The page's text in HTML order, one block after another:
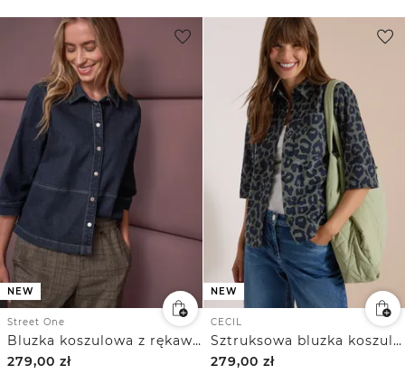
NEW
Street One
Bluzka koszulowa z rękawem 3/4 i listwą guzikową
279,00 zł
NEW
CECIL
Sztruksowa bluzka koszulowa z krótkim rękawem
279,00 zł